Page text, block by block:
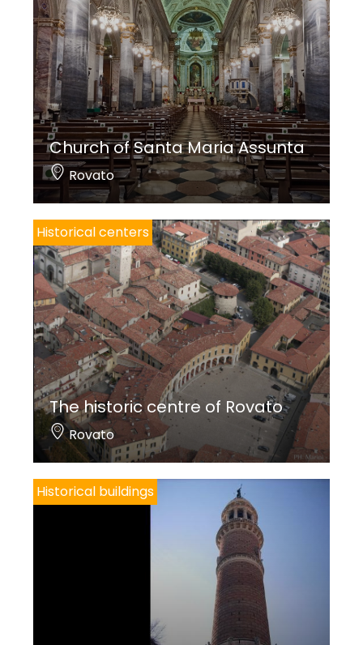
Church of Santa Maria Assunta
Rovato
Historical centers
The historic centre of Rovato
Rovato
Historical buildings